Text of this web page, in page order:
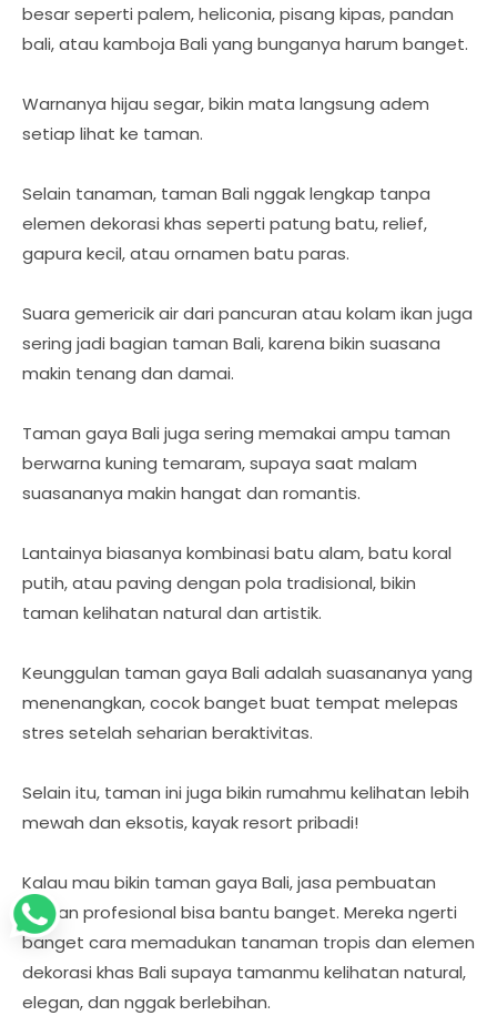
besar seperti palem, heliconia, pisang kipas, pandan
bali, atau kamboja Bali yang bunganya harum banget.
Warnanya hijau segar, bikin mata langsung adem
setiap lihat ke taman.
Selain tanaman, taman Bali nggak lengkap tanpa
elemen dekorasi khas seperti patung batu, relief,
gapura kecil, atau ornamen batu paras.
Suara gemericik air dari pancuran atau kolam ikan juga
sering jadi bagian taman Bali, karena bikin suasana
makin tenang dan damai.
Taman gaya Bali juga sering memakai ampu taman
berwarna kuning temaram, supaya saat malam
suasananya makin hangat dan romantis.
Lantainya biasanya kombinasi batu alam, batu koral
putih, atau paving dengan pola tradisional, bikin
taman kelihatan natural dan artistik.
Keunggulan taman gaya Bali adalah suasananya yang
menenangkan, cocok banget buat tempat melepas
stres setelah seharian beraktivitas.
Selain itu, taman ini juga bikin rumahmu kelihatan lebih
mewah dan eksotis, kayak resort pribadi!
Kalau mau bikin taman gaya Bali, jasa pembuatan
taman profesional bisa bantu banget. Mereka ngerti
banget cara memadukan tanaman tropis dan elemen
dekorasi khas Bali supaya tamanmu kelihatan natural,
elegan, dan nggak berlebihan.